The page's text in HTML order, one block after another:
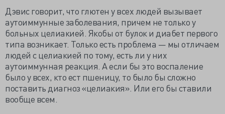
Дэвис говорит, что глютен у всех людей вызывает
аутоиммунные заболевания, причем не только у
больных целиакией. Якобы от булок и диабет первого
типа возникает. Только есть проблема — мы отличаем
людей с целиакией по тому, есть ли у них
аутоиммунная реакция. А если бы это воспаление
было у всех, кто ест пшеницу, то было бы сложно
поставить диагноз «целиакия». Или его бы ставили
вообще всем.